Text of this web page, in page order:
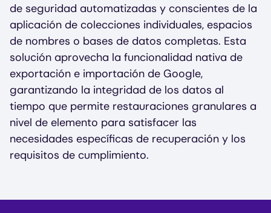
de seguridad automatizadas y conscientes de la
aplicación de colecciones individuales, espacios
de nombres o bases de datos completas. Esta
solución aprovecha la funcionalidad nativa de
exportación e importación de Google,
garantizando la integridad de los datos al
tiempo que permite restauraciones granulares a
nivel de elemento para satisfacer las
necesidades específicas de recuperación y los
requisitos de cumplimiento.